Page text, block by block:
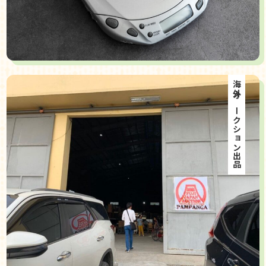
海外オークション出品